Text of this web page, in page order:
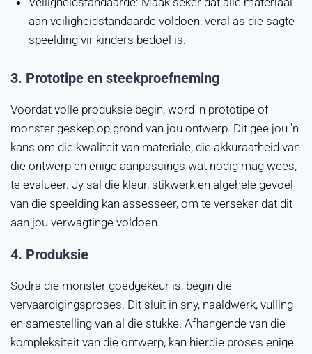
aan veiligheidstandaarde voldoen, veral as die sagte
speelding vir kinders bedoel is.
3. Prototipe en steekproefneming
Voordat volle produksie begin, word 'n prototipe of
monster geskep op grond van jou ontwerp. Dit gee jou 'n
kans om die kwaliteit van materiale, die akkuraatheid van
die ontwerp en enige aanpassings wat nodig mag wees,
te evalueer. Jy sal die kleur, stikwerk en algehele gevoel
van die speelding kan assesseer, om te verseker dat dit
aan jou verwagtinge voldoen.
4. Produksie
Sodra die monster goedgekeur is, begin die
vervaardigingsproses. Dit sluit in sny, naaldwerk, vulling
en samestelling van al die stukke. Afhangende van die
kompleksiteit van die ontwerp, kan hierdie proses enige